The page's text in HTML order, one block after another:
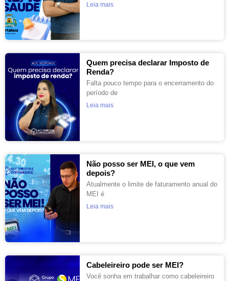
Leia mais
Quem precisa declarar Imposto de
Renda?
Falta pouco tempo para o encerramento do
período de
Leia mais
Não posso ser MEI, o que vem
depois?
Atualmente o limite de faturamento anual do
MEI é
Leia mais
Cabeleireiro pode ser MEI?
Você sonha em trabalhar como cabeleireiro